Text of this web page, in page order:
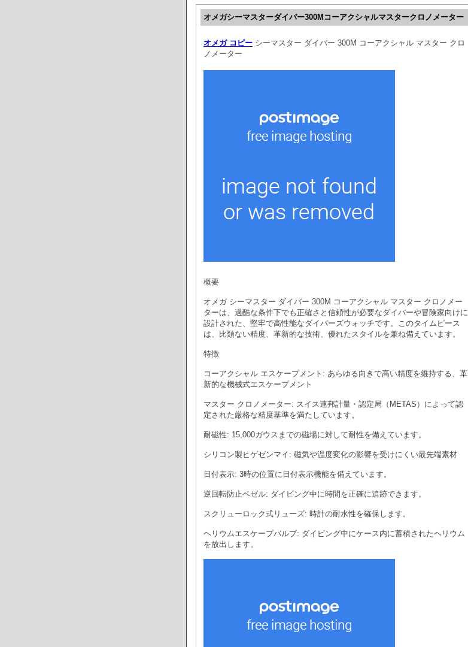
オメガシーマスターダイバー300Mコーアクシャルマスタークロノメーター
オメガ コピー シーマスター ダイバー 300M コーアクシャル マスター クロ
ノメーター
概要
オメガ シーマスター ダイバー 300M コーアクシャル マスター クロノメー
ターは、過酷な条件下でも正確さと信頼性が必要なダイバーや冒険家向けに
設計された、堅牢で高性能なダイバーズウォッチです。このタイムピース
は、比類ない精度、革新的な技術、優れたスタイルを兼ね備えています。
特徴
コーアクシャル エスケープメント: あらゆる向きで高い精度を維持する、革
新的な機械式エスケープメント
マスター クロノメーター: スイス連邦計量・認定局（METAS）によって認
定された厳格な精度基準を満たしています。
耐磁性: 15,000ガウスまでの磁場に対して耐性を備えています。
シリコン製ヒゲゼンマイ: 磁気や温度変化の影響を受けにくい最先端素材
日付表示: 3時の位置に日付表示機能を備えています。
逆回転防止ベゼル: ダイビング中に時間を正確に追跡できます。
スクリューロック式リューズ: 時計の耐水性を確保します。
ヘリウムエスケープバルブ: ダイビング中にケース内に蓄積されたヘリウム
を放出します。